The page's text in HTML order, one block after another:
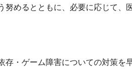
めるとともに、必要に応じて、
・ゲーム障害についての対策を